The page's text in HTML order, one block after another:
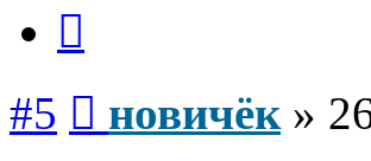
#5 новичёк»